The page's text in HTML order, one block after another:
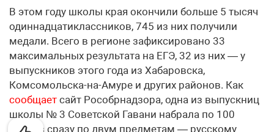
В этом году школы края окончили больше 5 тысяч
одиннадцатиклассников, 745 из них получили
медали. Всего в регионе зафиксировано 33
максимальных результата на ЕГЭ, 32 из них — у
выпускников этого года из Хабаровска,
Комсомольска-на-Амуре и других районов. Как
сообщает сайт Рособрнадзора, одна из выпускниц
школы № 3 Советской Гавани набрала по 100
баллов сразу по двум предметам — русскому